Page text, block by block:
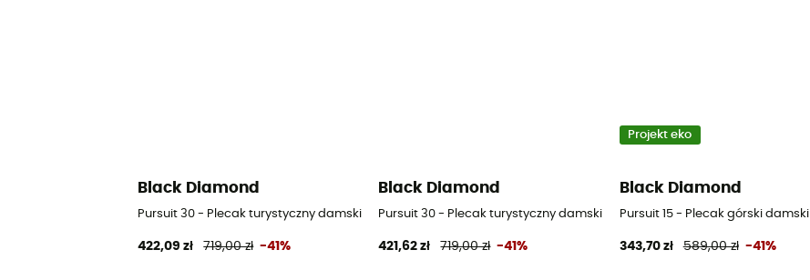
Black Diamond
Pursuit 30 - Plecak turystyczny damski
422,09 zł 719,00 zł -41%
Black Diamond
Pursuit 30 - Plecak turystyczny damski
421,62 zł 719,00 zł -41%
Projekt eko
Black Diamond
Pursuit 15 - Plecak górski damski
343,70 zł 589,00 zł -41%